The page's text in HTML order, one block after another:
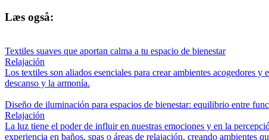
Læs også:
Textiles suaves que aportan calma a tu espacio de bienestar
Relajación
Los textiles son aliados esenciales para crear ambientes acogedores
descanso y la armonía.
Diseño de iluminación para espacios de bienestar: equilibrio entre
Relajación
La luz tiene el poder de influir en nuestras emociones y en la
experiencia en baños, spas o áreas de relajación, creando ambientes